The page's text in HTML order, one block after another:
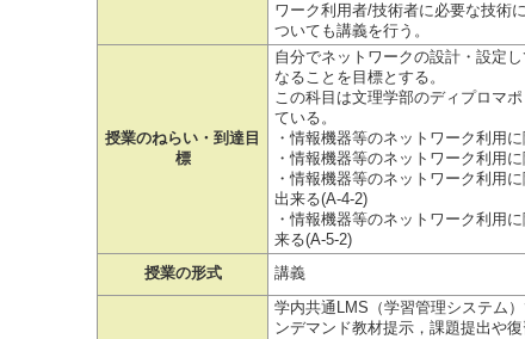
ワーク利用者/技術者に必要な技術
ついても講義を行う。
授業のねらい・到達目
標
自分でネットワークの設計・設定
なることを目標とする。
この科目は文理学部のディプロマ
ている。
・情報機器等のネットワーク利用
・情報機器等のネットワーク利用
・情報機器等のネットワーク利用
出来る(A-4-2)
・情報機器等のネットワーク利用
来る(A-5-2)
授業の形式
講義
学内共通LMS（学習管理システム
ンデマンド教材提示，課題提出や